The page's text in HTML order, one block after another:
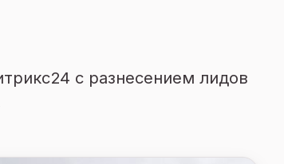
с разнесением лидов